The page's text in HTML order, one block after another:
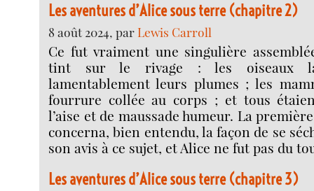
Les aventures d’Alice sous terre (chapitre 2)
8 août 2024, parLewis Carroll
Ce fut vraiment une singulière
tint sur le rivage : les oiseaux
lamentablement leurs plumes ; les
fourrure collée au corps ; et tous
l’aise et de maussade humeur. La
concerna, bien entendu, la façon de se
son avis à ce sujet, et Alice ne fut pas du
Les aventures d’Alice sous terre (chapitre 3)